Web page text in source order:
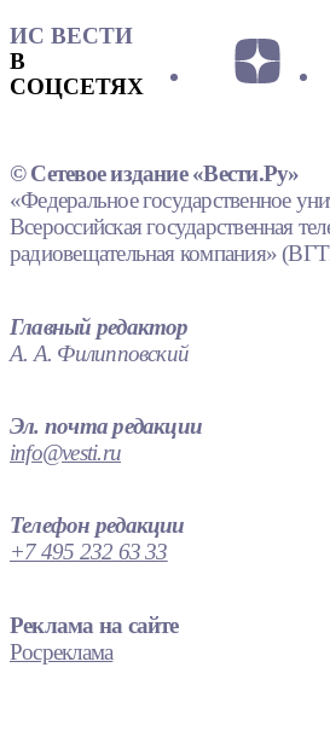
ИС ВЕСТИ
В
СОЦСЕТЯХ
© Сетевое издание «Вести.Ру»
«Федеральное государственное
Всероссийская государственная
радиовещательная компания»
Главный редактор
А. А. Филипповский
Эл. почта редакции
info@vesti.ru
Телефон редакции
+7 495 232 63 33
Реклама на сайте
Росреклама